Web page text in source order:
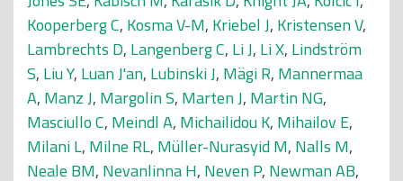
Kooperberg C, Kosma V-M, Kriebel J, Kristensen V,
Lambrechts D, Langenberg C, Li J, Li X, Lindström
S, Liu Y, Luan J'an, Lubinski J, Mägi R, Mannermaa
A, Manz J, Margolin S, Marten J, Martin NG,
Masciullo C, Meindl A, Michailidou K, Mihailov E,
Milani L, Milne RL, Müller-Nurasyid M, Nalls M,
Neale BM, Nevanlinna H, Neven P, Newman AB,